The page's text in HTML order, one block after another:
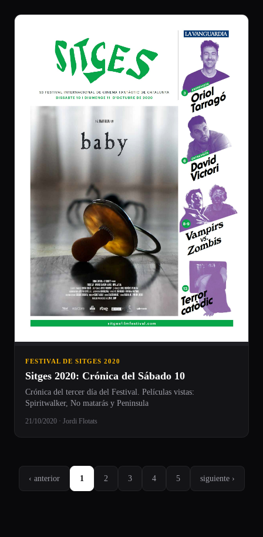
FESTIVAL DE SITGES 2020
Sitges 2020: Crónica del Sábado 10
Crónica del tercer día del Festival. Películas vistas:
Spiritwalker, No matarás y Peninsula
21/10/2020 · Jordi Flotats
‹ anterior 1 2 3 4 5 siguiente ›